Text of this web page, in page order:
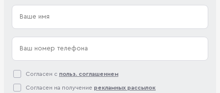
Согласен с польз. соглашением
Согласен на получение рекламных рассылок